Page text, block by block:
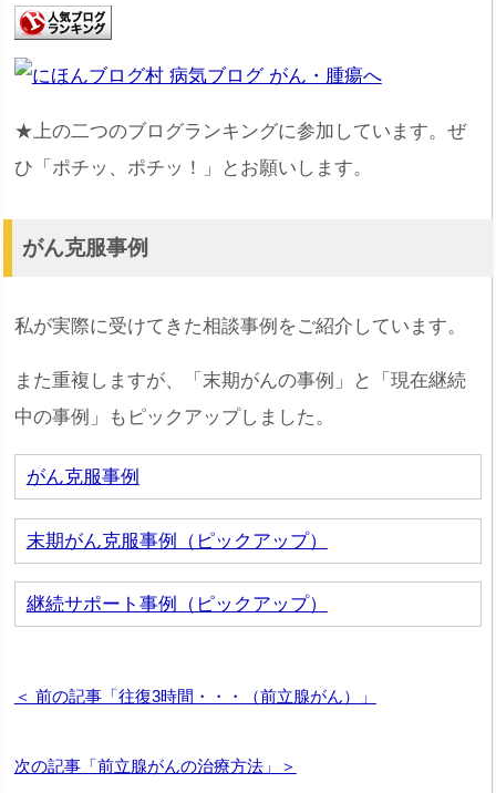
★上の二つのブログランキングに参加しています。ぜ
ひ「ポチッ、ポチッ！」とお願いします。
がん克服事例
私が実際に受けてきた相談事例をご紹介しています。
また重複しますが、「末期がんの事例」と「現在継続
中の事例」もピックアップしました。
がん克服事例
末期がん克服事例（ピックアップ）
継続サポート事例（ピックアップ）
＜ 前の記事「往復3時間・・・（前立腺がん）」
次の記事「前立腺がんの治療方法」＞